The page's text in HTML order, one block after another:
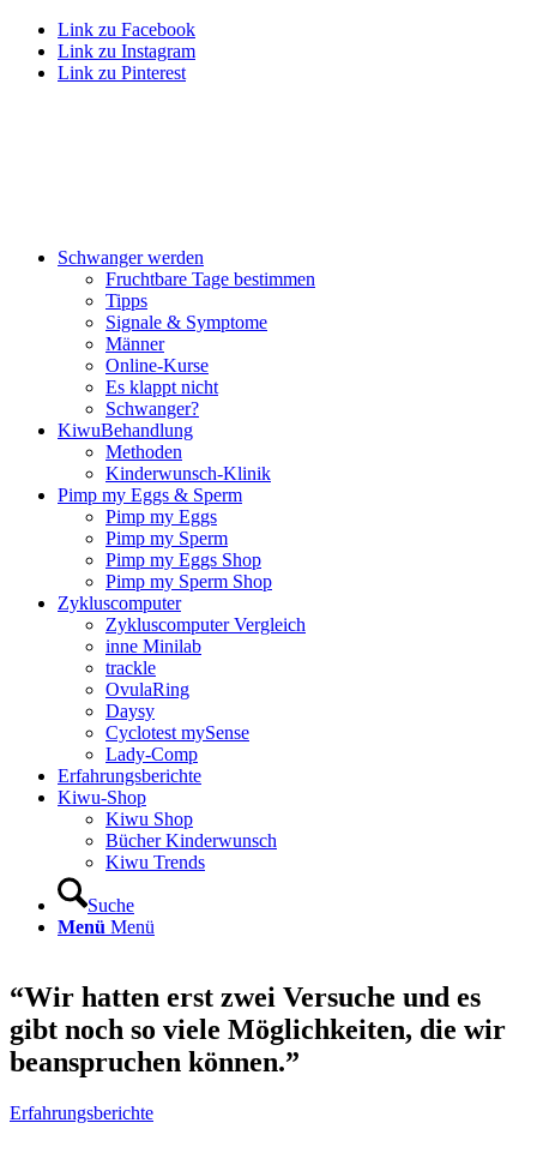
Link zu Facebook
Link zu Instagram
Link zu Pinterest
Schwan­ger wer­den
Frucht­ba­re Tage bestim­men
Tipps
Signa­le & Sym­pto­me
Män­ner
Online-Kur­se
Es klappt nicht
Schwan­ger?
Kiwu­Be­hand­lung
Metho­den
Kin­der­wunsch-Kli­nik
Pimp my Eggs & Sperm
Pimp my Eggs
Pimp my Sperm
Pimp my Eggs Shop
Pimp my Sperm Shop
Zyklus­com­pu­ter
Zyklus­com­pu­ter Ver­gleich
inne Mini­lab
track­le
Ovu­la­Ring
Day­sy
Cyclo­test mySen­se
Lady-Comp
Erfah­rungs­be­rich­te
Kiwu-Shop
Kiwu Shop
Bücher Kin­der­wunsch
Kiwu Trends
Suche
Menü Menü
“Wir hat­ten erst zwei Ver­su­che und es
gibt noch so vie­le Mög­lich­kei­ten, die wir
bean­spru­chen kön­nen.”
Erfahrungsberichte